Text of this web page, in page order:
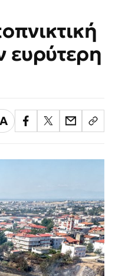
ευρύτερη
Α